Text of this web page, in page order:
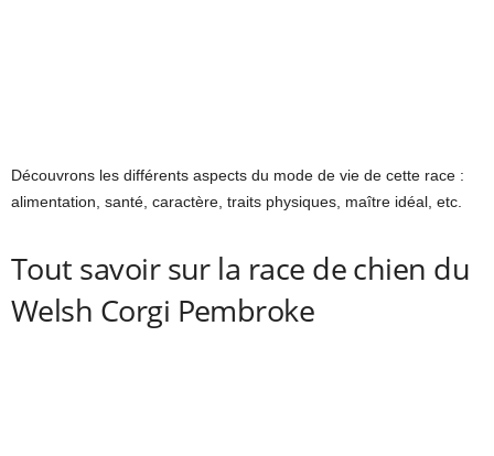
Découvrons les différents aspects du mode de vie de cette race :
alimentation, santé, caractère, traits physiques, maître idéal, etc.
Tout savoir sur la race de chien du
Welsh Corgi Pembroke